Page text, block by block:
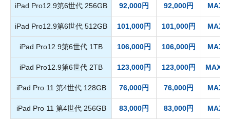
iPad Pro12.9第6世代 256GB 92,000円 92,000円 MAX
iPad Pro12.9第6世代 512GB 101,000円 101,000円 MAX
iPad Pro12.9第6世代 1TB 106,000円 106,000円 MAX
iPad Pro12.9第6世代 2TB 123,000円 123,000円 MAX
iPad Pro 11 第4世代 128GB 76,000円 76,000円 MAX
iPad Pro 11 第4世代 256GB 83,000円 83,000円 MAX